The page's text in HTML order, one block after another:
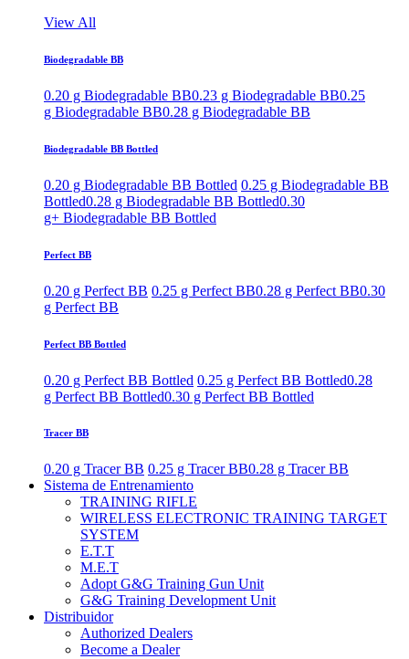
View All
Biodegradable BB
0.20 g Biodegradable BB0.23 g Biodegradable BB0.25
g Biodegradable BB0.28 g Biodegradable BB
Biodegradable BB Bottled
0.20 g Biodegradable BB Bottled 0.25 g Biodegradable BB
Bottled0.28 g Biodegradable BB Bottled0.30
g+ Biodegradable BB Bottled
Perfect BB
0.20 g Perfect BB 0.25 g Perfect BB0.28 g Perfect BB0.30
g Perfect BB
Perfect BB Bottled
0.20 g Perfect BB Bottled 0.25 g Perfect BB Bottled0.28
g Perfect BB Bottled0.30 g Perfect BB Bottled
Tracer BB
0.20 g Tracer BB 0.25 g Tracer BB0.28 g Tracer BB
Sistema de Entrenamiento
TRAINING RIFLE
WIRELESS ELECTRONIC TRAINING TARGET
SYSTEM
E.T.T
M.E.T
Adopt G&G Training Gun Unit
G&G Training Development Unit
Distribuidor
Authorized Dealers
Become a Dealer